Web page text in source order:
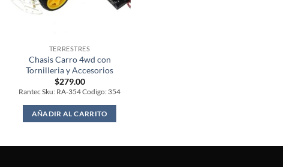
TERRESTRES
Chasis Carro 4wd con
Tornilleria y Accesorios
$279.00
Rantec Sku: RA-354 Codigo: 354
AÑADIR AL CARRITO